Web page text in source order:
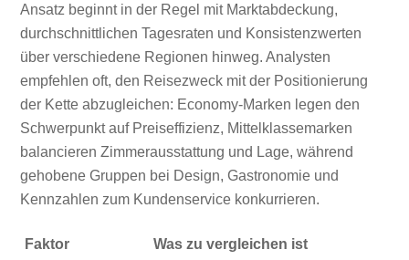
Ansatz beginnt in der Regel mit Marktabdeckung,
durchschnittlichen Tagesraten und Konsistenzwerten
über verschiedene Regionen hinweg. Analysten
empfehlen oft, den Reisezweck mit der Positionierung
der Kette abzugleichen: Economy-Marken legen den
Schwerpunkt auf Preiseffizienz, Mittelklassemarken
balancieren Zimmerausstattung und Lage, während
gehobene Gruppen bei Design, Gastronomie und
Kennzahlen zum Kundenservice konkurrieren.
Faktor Was zu vergleichen ist